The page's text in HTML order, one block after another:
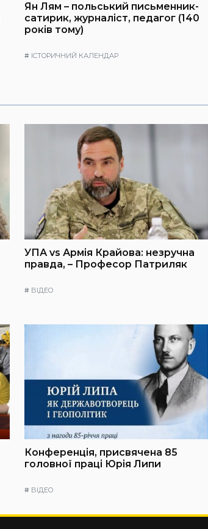
Ян Лям – польський письменник-
сатирик, журналіст, педагог (140
років тому)
# ІСТОРИЧНИЙ КАЛЕНДАР
УПА vs Армія Крайова: незручна
правда, – Професор Патриляк
# ВІДЕО
Конференція, присвячена 85
головної праці Юрія Липи
# ВІДЕО